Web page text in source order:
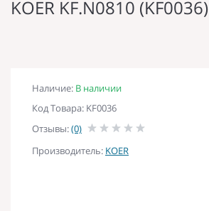
KOER KF.N0810 (KF0036)
Наличие: В наличии
Код Товара: KF0036
Отзывы:(0)
Производитель: KOER